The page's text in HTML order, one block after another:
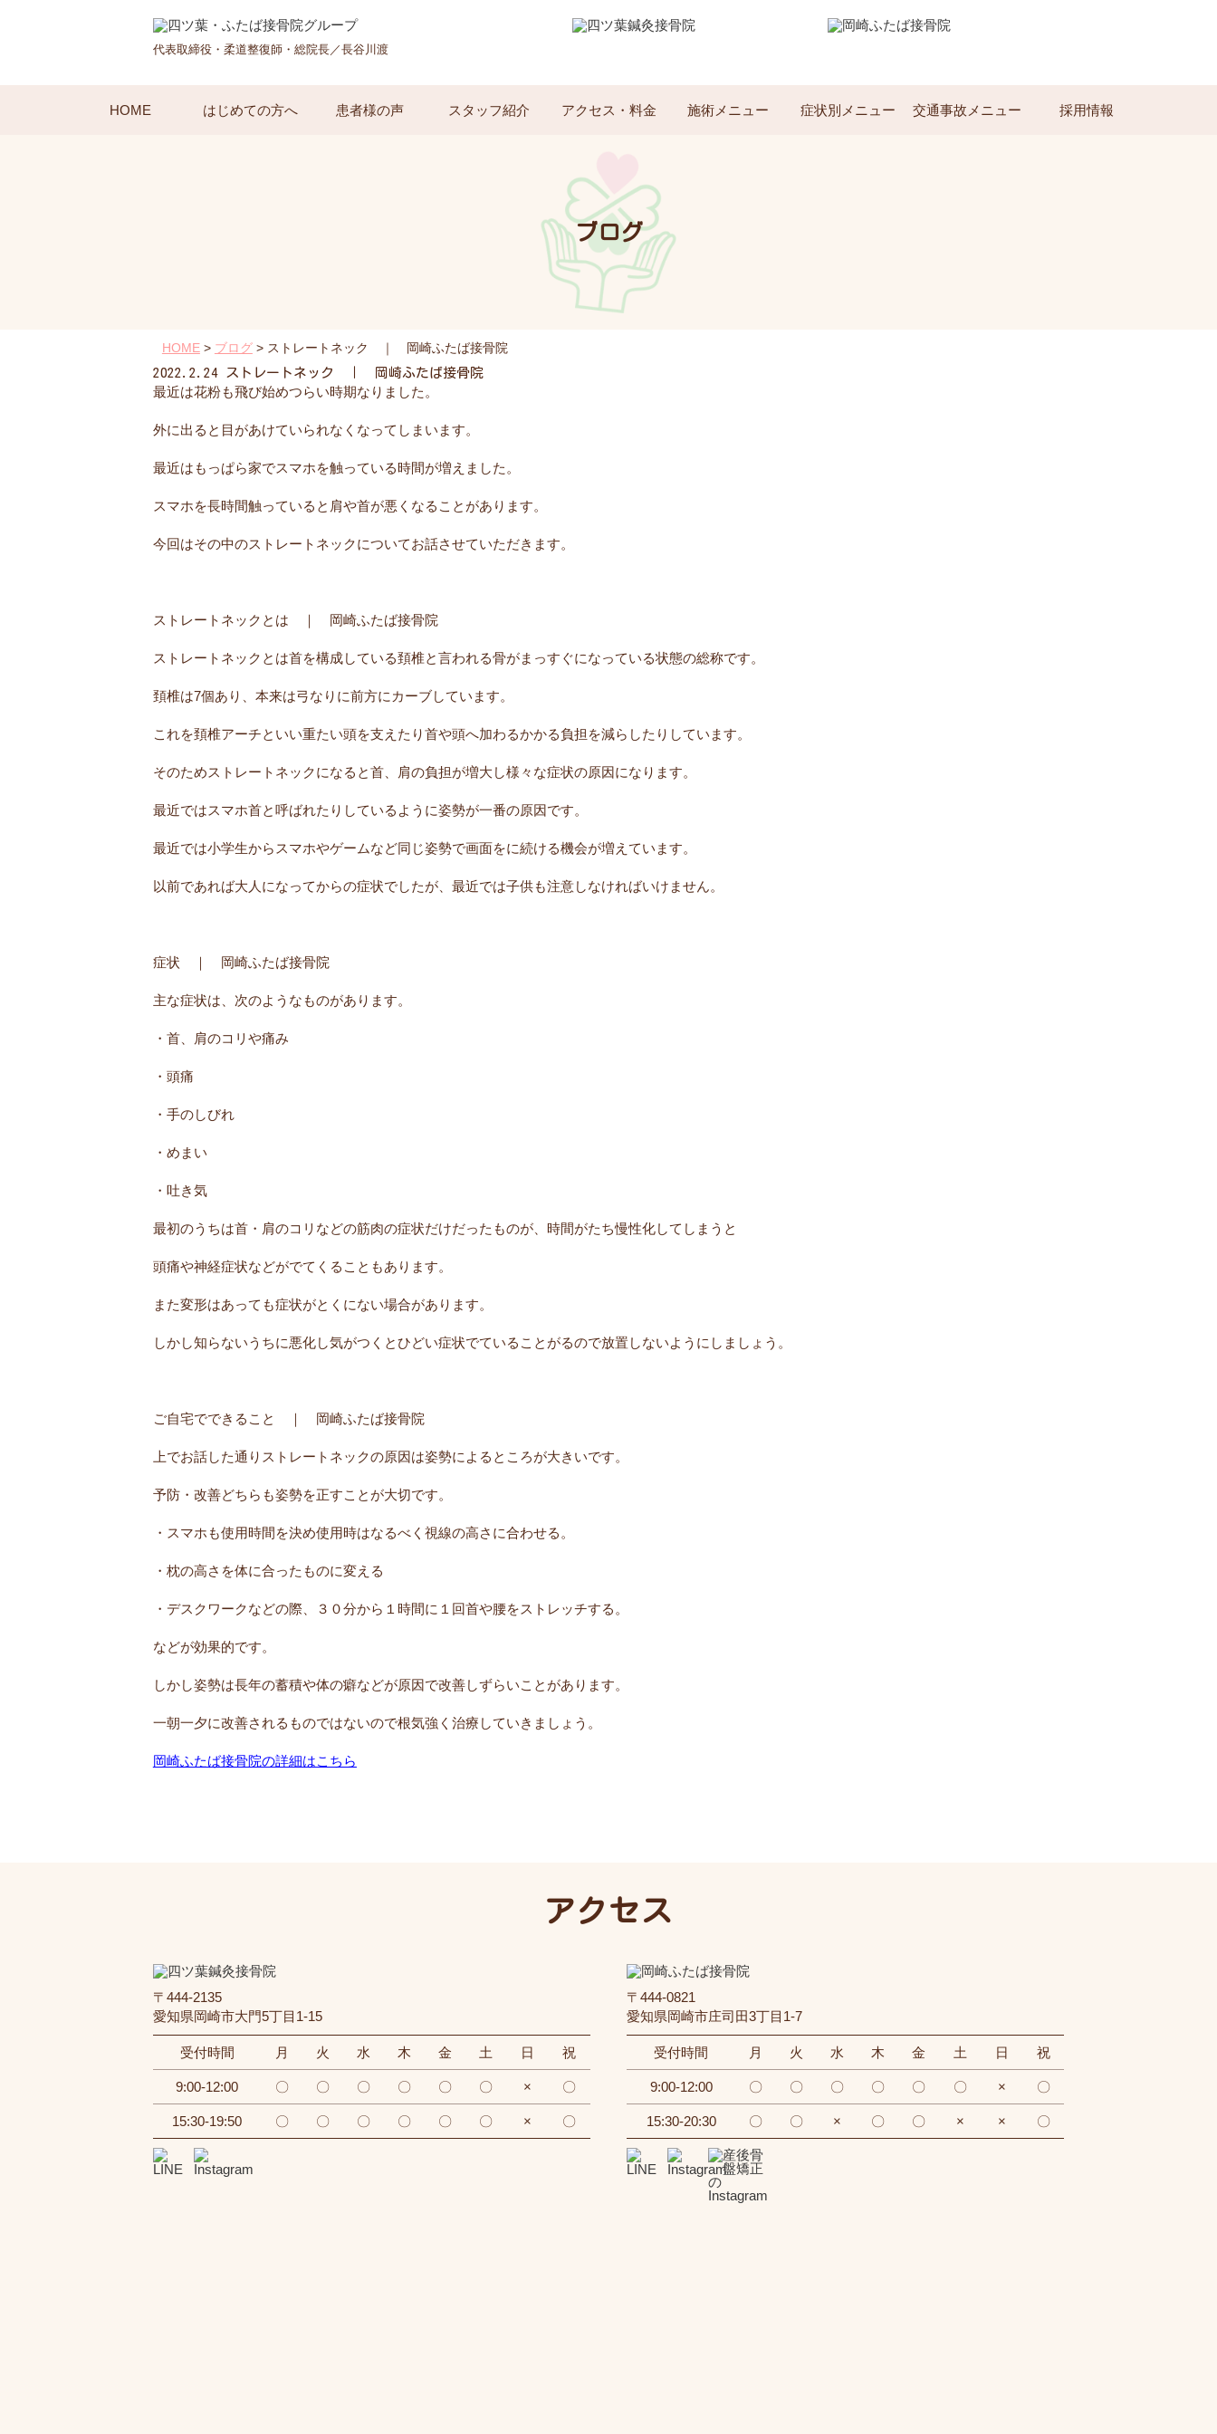
代表取締役・柔道整復師・総院長／長谷川渡
HOME はじめての方へ 患者様の声 スタッフ紹介 アクセス・料金 施術メニュー 症状別メニュー 交通事故メニュー 採用情報
ブログ
HOME> ブログ> ストレートネック ｜ 岡崎ふたば接骨院
2022.2.24 ストレートネック ｜ 岡崎ふたば接骨院
最近は花粉も飛び始めつらい時期なりました。
外に出ると目があけていられなくなってしまいます。
最近はもっぱら家でスマホを触っている時間が増えました。
スマホを長時間触っていると肩や首が悪くなることがあります。
今回はその中のストレートネックについてお話させていただきます。
ストレートネックとは ｜ 岡崎ふたば接骨院
ストレートネックとは首を構成している頚椎と言われる骨がまっすぐになっている状態の総称です。
頚椎は7個あり、本来は弓なりに前方にカーブしています。
これを頚椎アーチといい重たい頭を支えたり首や頭へ加わるかかる負担を減らしたりしています。
そのためストレートネックになると首、肩の負担が増大し様々な症状の原因になります。
最近ではスマホ首と呼ばれたりしているように姿勢が一番の原因です。
最近では小学生からスマホやゲームなど同じ姿勢で画面をに続ける機会が増えています。
以前であれば大人になってからの症状でしたが、最近では子供も注意しなければいけません。
症状 ｜ 岡崎ふたば接骨院
主な症状は、次のようなものがあります。
・首、肩のコリや痛み
・頭痛
・手のしびれ
・めまい
・吐き気
最初のうちは首・肩のコリなどの筋肉の症状だけだったものが、時間がたち慢性化してしまうと
頭痛や神経症状などがでてくることもあります。
また変形はあっても症状がとくにない場合があります。
しかし知らないうちに悪化し気がつくとひどい症状でていることがるので放置しないようにしましょう。
ご自宅でできること ｜ 岡崎ふたば接骨院
上でお話した通りストレートネックの原因は姿勢によるところが大きいです。
予防・改善どちらも姿勢を正すことが大切です。
・スマホも使用時間を決め使用時はなるべく視線の高さに合わせる。
・枕の高さを体に合ったものに変える
・デスクワークなどの際、３０分から１時間に１回首や腰をストレッチする。
などが効果的です。
しかし姿勢は長年の蓄積や体の癖などが原因で改善しずらいことがあります。
一朝一夕に改善されるものではないので根気強く治療していきましょう。
岡崎ふたば接骨院の詳細はこちら
アクセス
〒444-2135
愛知県岡崎市大門5丁目1-15
受付時間 月 火 水 木 金 土 日 祝
9:00-12:00 〇 〇 〇 〇 〇 〇 × 〇
15:30-19:50 〇 〇 〇 〇 〇 〇 × 〇
〒444-0821
愛知県岡崎市庄司田3丁目1-7
受付時間 月 火 水 木 金 土 日 祝
9:00-12:00 〇 〇 〇 〇 〇 〇 × 〇
15:30-20:30 〇 〇 × 〇 〇 × × 〇